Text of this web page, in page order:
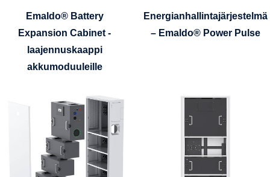
Emaldo® Battery
Expansion Cabinet -
laajennuskaappi
akkumoduuleille
Energianhallintajärjestelmä
– Emaldo® Power Pulse